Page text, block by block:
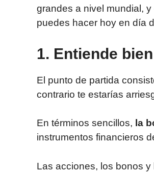
grandes a nivel mundial,
puedes hacer hoy en día
1. Entiende
El punto de partida
contrario te estarías
En términos sencillos, la
instrumentos financieros
Las acciones, los bonos